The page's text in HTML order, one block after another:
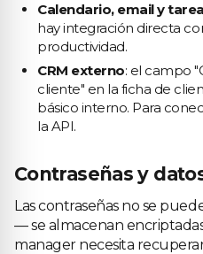
Calendario, email y
hay integración directa
productividad.
CRM externo: el campo
cliente" en la ficha de
básico interno. Para
la API.
Contraseñas y
Las contraseñas no se
— se almacenan
manager necesita